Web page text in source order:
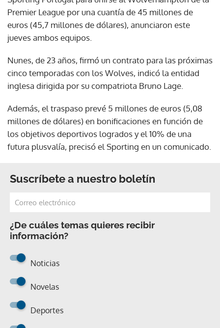
Premier League por una cuantía de 45 millones de
euros (45,7 millones de dólares), anunciaron este
jueves ambos equipos.
Nunes, de 23 años, firmó un contrato para las próximas
cinco temporadas con los Wolves, indicó la entidad
inglesa dirigida por su compatriota Bruno Lage.
Además, el traspaso prevé 5 millones de euros (5,08
millones de dólares) en bonificaciones en función de
los objetivos deportivos logrados y el 10% de una
futura plusvalía, precisó el Sporting en un comunicado.
Suscríbete a nuestro boletín
¿De cuáles temas quieres recibir
información?
Noticias
Novelas
Deportes